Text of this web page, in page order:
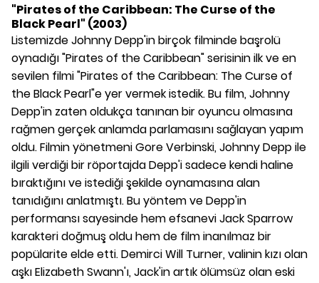
"Pirates of the Caribbean: The Curse of the
Black Pearl" (2003)
Listemizde Johnny Depp'in birçok filminde başrolü
oynadığı "Pirates of the Caribbean" serisinin ilk ve en
sevilen filmi "Pirates of the Caribbean: The Curse of
the Black Pearl"e yer vermek istedik. Bu film, Johnny
Depp'in zaten oldukça tanınan bir oyuncu olmasına
rağmen gerçek anlamda parlamasını sağlayan yapım
oldu. Filmin yönetmeni Gore Verbinski, Johnny Depp ile
ilgili verdiği bir röportajda Depp'i sadece kendi haline
bıraktığını ve istediği şekilde oynamasına alan
tanıdığını anlatmıştı. Bu yöntem ve Depp'in
performansı sayesinde hem efsanevi Jack Sparrow
karakteri doğmuş oldu hem de film inanılmaz bir
popülarite elde etti. Demirci Will Turner, valinin kızı olan
aşkı Elizabeth Swann'ı, Jack'in artık ölümsüz olan eski